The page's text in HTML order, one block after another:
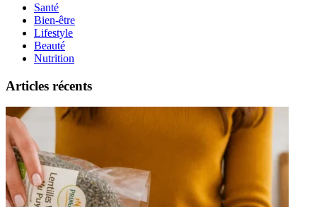
Santé
Bien-être
Lifestyle
Beauté
Nutrition
Articles récents